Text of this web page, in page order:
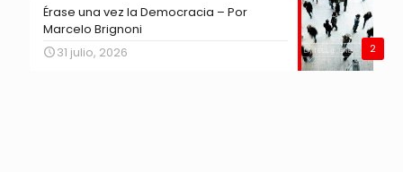
2
Érase una vez la Democracia – Por
Marcelo Brignoni
31 julio, 2026